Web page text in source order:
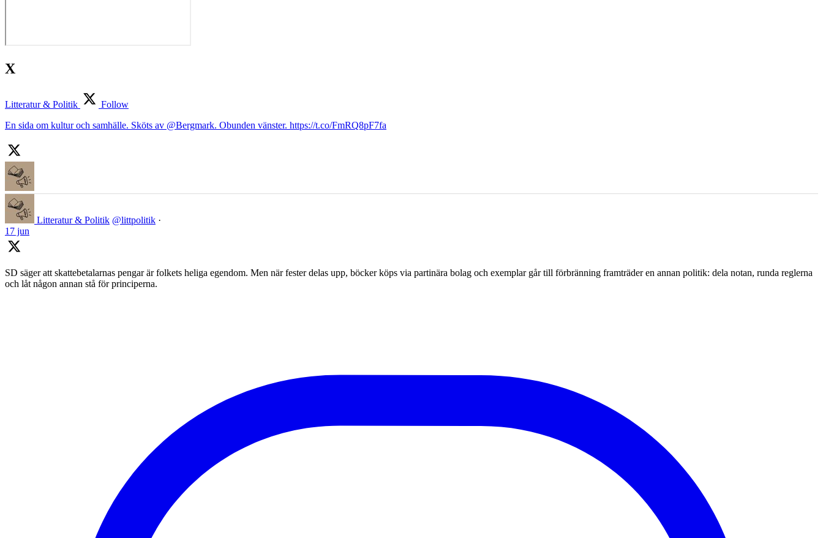
X
Litteratur & Politik
Follow
En sida om kultur och samhälle. Sköts av @Bergmark. Obunden vänster. https://t.co/FmRQ8pF7fa
Litteratur & Politik @littpolitik ·
17 jun
SD säger att skattebetalarnas pengar är folkets heliga egendom. Men när fester delas upp, böcker köps via partinära bolag och exemplar går till förbränning framträder en annan politik: dela notan, runda reglerna
och låt någon annan stå för principerna.